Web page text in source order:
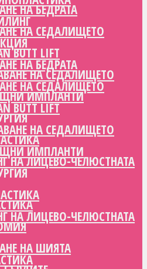
НА БЕДРАТА
НА СЕДАЛИЩЕТО
BUTT LIFT
НА СЕДАЛИЩЕТО
ИМПЛАНТИ
НА ЛИЦЕВО-ЧЕЛЮСТНАТА
НА ШИЯТА
НА БЕДРАТА
НА СЕДАЛИЩЕТО
BUTT LIFT
НА СЕДАЛИЩЕТО
ИМПЛАНТИ
НА ЛИЦЕВО-ЧЕЛЮСТНАТА